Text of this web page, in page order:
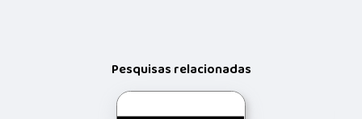
Pesquisas relacionadas